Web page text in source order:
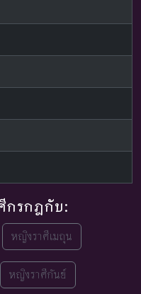
กรกฎกับ:
หญิงราศีเมถุน
หญิงราศีกันย์